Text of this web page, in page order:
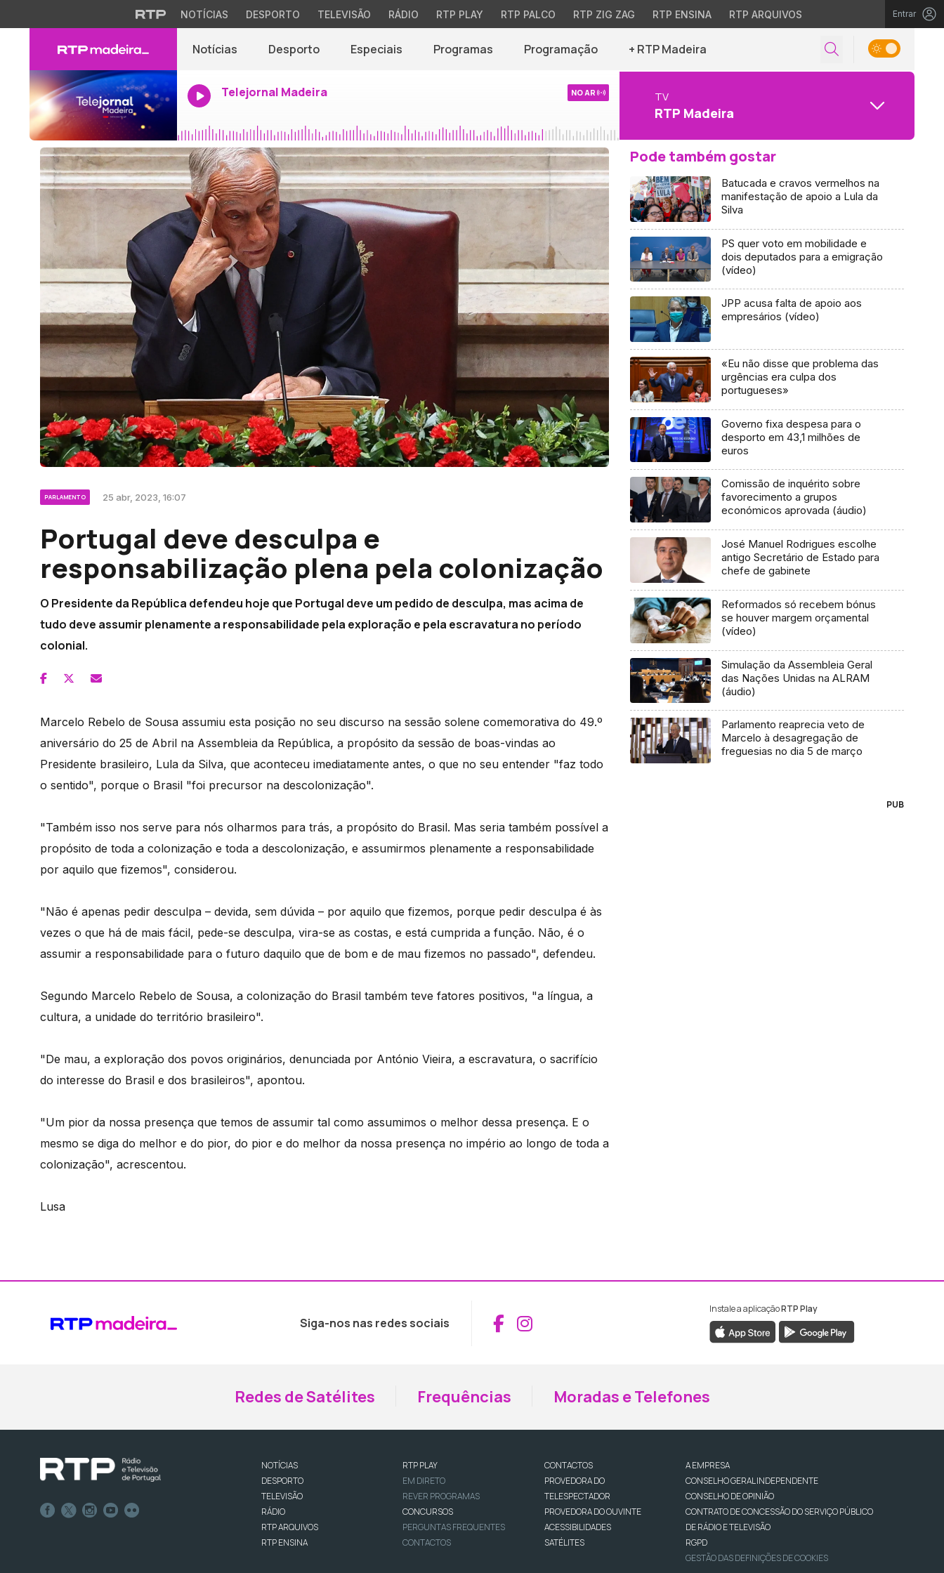
NOTÍCIAS DESPORTO TELEVISÃO RÁDIO RTP PLAY RTP PALCO RTP ZIG ZAG RTP ENSINA RTP ARQUIVOS Entrar
Notícias Desporto Especiais Programas Programação + RTP Madeira
Telejornal Madeira NO AR TV
RTP Madeira
PARLAMENTO 25 abr, 2023, 16:07
Portugal deve desculpa e
responsabilização plena pela colonização
O Presidente da República defendeu hoje que Portugal deve um pedido de desculpa, mas acima de
tudo deve assumir plenamente a responsabilidade pela exploração e pela escravatura no período
colonial.
Marcelo Rebelo de Sousa assumiu esta posição no seu discurso na sessão solene comemorativa do 49.º
aniversário do 25 de Abril na Assembleia da República, a propósito da sessão de boas-vindas ao
Presidente brasileiro, Lula da Silva, que aconteceu imediatamente antes, o que no seu entender "faz todo
o sentido", porque o Brasil "foi precursor na descolonização".
"Também isso nos serve para nós olharmos para trás, a propósito do Brasil. Mas seria também possível a
propósito de toda a colonização e toda a descolonização, e assumirmos plenamente a responsabilidade
por aquilo que fizemos", considerou.
"Não é apenas pedir desculpa – devida, sem dúvida – por aquilo que fizemos, porque pedir desculpa é às
vezes o que há de mais fácil, pede-se desculpa, vira-se as costas, e está cumprida a função. Não, é o
assumir a responsabilidade para o futuro daquilo que de bom e de mau fizemos no passado", defendeu.
Segundo Marcelo Rebelo de Sousa, a colonização do Brasil também teve fatores positivos, "a língua, a
cultura, a unidade do território brasileiro".
"De mau, a exploração dos povos originários, denunciada por António Vieira, a escravatura, o sacrifício
do interesse do Brasil e dos brasileiros", apontou.
"Um pior da nossa presença que temos de assumir tal como assumimos o melhor dessa presença. E o
mesmo se diga do melhor e do pior, do pior e do melhor da nossa presença no império ao longo de toda a
colonização", acrescentou.
Lusa
Pode também gostar
Batucada e cravos vermelhos na
manifestação de apoio a Lula da
Silva
PS quer voto em mobilidade e
dois deputados para a emigração
(vídeo)
JPP acusa falta de apoio aos
empresários (vídeo)
«Eu não disse que problema das
urgências era culpa dos
portugueses»
Governo fixa despesa para o
desporto em 43,1 milhões de
euros
Comissão de inquérito sobre
favorecimento a grupos
económicos aprovada (áudio)
José Manuel Rodrigues escolhe
antigo Secretário de Estado para
chefe de gabinete
Reformados só recebem bónus
se houver margem orçamental
(vídeo)
Simulação da Assembleia Geral
das Nações Unidas na ALRAM
(áudio)
Parlamento reaprecia veto de
Marcelo à desagregação de
freguesias no dia 5 de março
PUB
Siga-nos nas redes sociais Aceder ao Facebook da RTP Madeira
Aceder ao Instagram da RTP Madeira
Instale a aplicaçãoRTP Play
Redes de Satélites Frequências Moradas e Telefones
NOTÍCIAS
DESPORTO
TELEVISÃO
RÁDIO
RTP ARQUIVOS
RTP ENSINA
RTP PLAY
EM DIRETO
REVER PROGRAMAS
CONCURSOS
PERGUNTAS FREQUENTES
CONTACTOS
CONTACTOS
PROVEDORA DO
TELESPECTADOR
PROVEDORA DO OUVINTE
ACESSIBILIDADES
SATÉLITES
A EMPRESA
CONSELHO GERAL INDEPENDENTE
CONSELHO DE OPINIÃO
CONTRATO DE CONCESSÃO DO SERVIÇO PÚBLICO
DE RÁDIO E TELEVISÃO
RGPD
GESTÃO DAS DEFINIÇÕES DE COOKIES